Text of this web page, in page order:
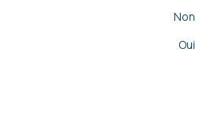
non
oui